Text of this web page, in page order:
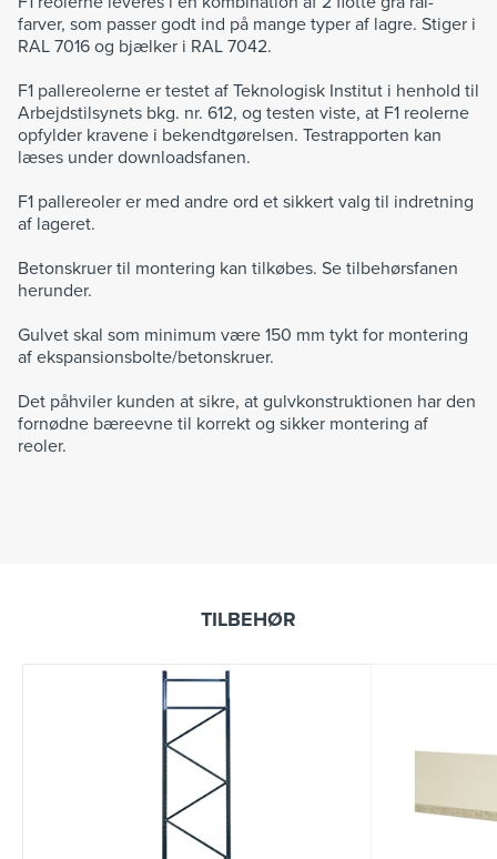
farver, som passer godt ind på mange typer af lagre. Stiger i
RAL 7016 og bjælker i RAL 7042.
F1 pallereolerne er testet af Teknologisk Institut i henhold til
Arbejdstilsynets bkg. nr. 612, og testen viste, at F1 reolerne
opfylder kravene i bekendtgørelsen. Testrapporten kan
læses under downloadsfanen.
F1 pallereoler er med andre ord et sikkert valg til indretning
af lageret.
Betonskruer til montering kan tilkøbes. Se tilbehørsfanen
herunder.
Gulvet skal som minimum være 150 mm tykt for montering
af ekspansionsbolte/betonskruer.
Det påhviler kunden at sikre, at gulvkonstruktionen har den
fornødne bæreevne til korrekt og sikker montering af
reoler.
TILBEHØR